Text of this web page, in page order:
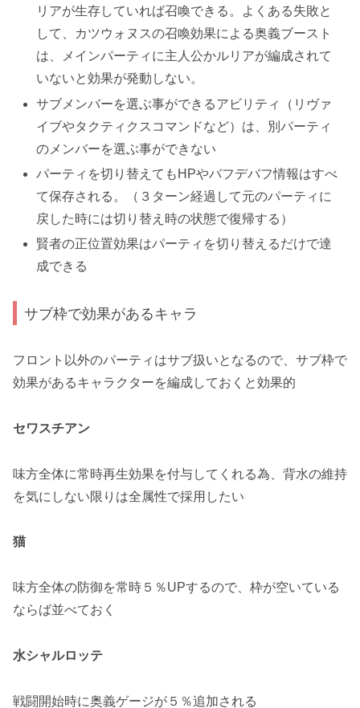
リアが生存していれば召喚できる。よくある失敗と
して、
カツウォヌスの召喚効果による奥義ブースト
は、
メインパーティに主人公かルリアが編成されて
いないと効果が発動しない。
サブメンバーを選ぶ事ができるアビリティ（ リヴァ
イブやタクティクスコマンドなど）は、別パーティ
のメンバーを選ぶ事ができない
パーティを切り替えてもHPやバフデバフ情報はすべ
て保存される。（３ターン経過して元のパーティに
戻した時には切り替え時の状態で復帰する）
賢者の正位置効果はパーティを切り替えるだけで達
成できる
サブ枠で効果があるキャラ
フロント以外のパーティはサブ扱いとなるので、サブ枠で
効果があるキャラクターを編成しておくと効果的
セワスチアン
味方全体に常時再生効果を付与してくれる為、背水の維持
を気にしない限りは全属性で採用したい
猫
味方全体の防御を常時５％UPするので、枠が空いている
ならば並べておく
水シャルロッテ
戦闘開始時に奥義ゲージが５％追加される